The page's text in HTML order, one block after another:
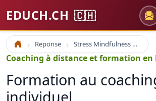
EDUCH.CH 🇨🇭
Accueil Reponse Stress Mindfulness et Cohérence cardiaque
Coaching à distance et formation en
Formation au
individuel